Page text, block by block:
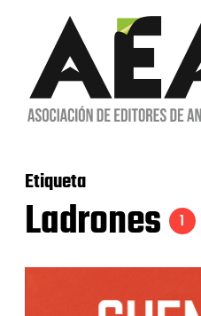
Etiqueta
Ladrones 1